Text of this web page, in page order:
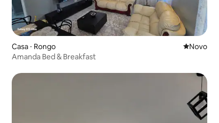
Casa ⋅ Rongo Novo
Novo
Amanda Bed & Breakfast